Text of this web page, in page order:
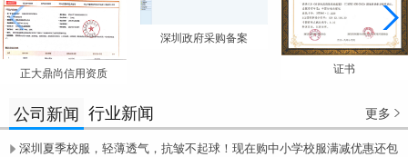
正大鼎尚信用资质
深圳政府采购备案
证书
公司新闻 行业新闻 更多 
 深圳夏季校服，轻薄透气，抗皱不起球！现在购中小学校服满减优惠还包